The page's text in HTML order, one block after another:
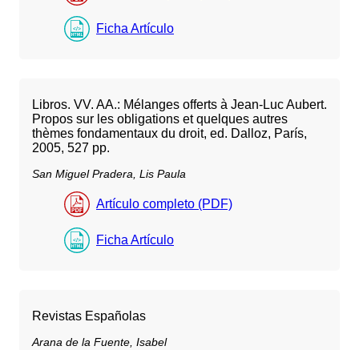
Ficha Artículo
Libros. VV. AA.: Mélanges offerts à Jean-Luc Aubert.
Propos sur les obligations et quelques autres
thèmes fondamentaux du droit, ed. Dalloz, París,
2005, 527 pp.
San Miguel Pradera, Lis Paula
Artículo completo (PDF)
Ficha Artículo
Revistas Españolas
Arana de la Fuente, Isabel